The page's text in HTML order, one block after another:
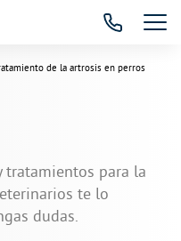
de la artrosis en perros
tratamientos para la
te lo
dudas.